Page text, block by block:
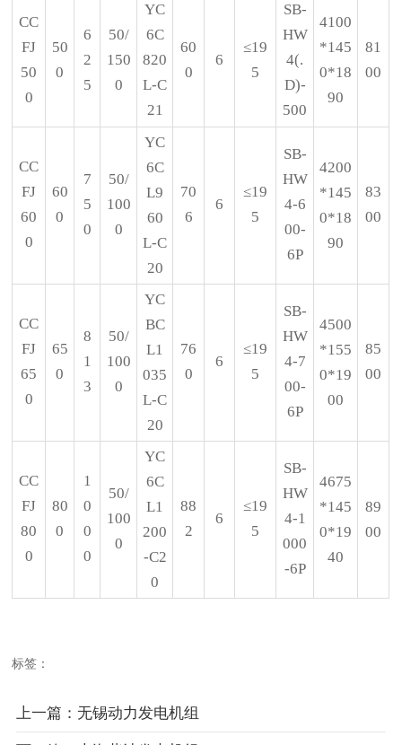
CC
FJ
50
0
50
0
6
2
5
50/
150
0
YC
6C
820
L-C
21
60
0
6
≤19
5
SB-
HW
4(.
D)-
500
4100
*145
0*18
90
81
00
CC
FJ
60
0
60
0
7
5
0
50/
100
0
YC
6C
L9
60
L-C
20
70
6
6
≤19
5
SB-
HW
4-6
00-
6P
4200
*145
0*18
90
83
00
CC
FJ
65
0
65
0
8
1
3
50/
100
0
YC
BC
L1
035
L-C
20
76
0
6
≤19
5
SB-
HW
4-7
00-
6P
4500
*155
0*19
00
85
00
CC
FJ
80
0
80
0
1
0
0
0
50/
100
0
YC
6C
L1
200
-C2
0
88
2
6
≤19
5
SB-
HW
4-1
000
-6P
4675
*145
0*19
40
89
00
标签：
上一篇： 无锡动力发电机组